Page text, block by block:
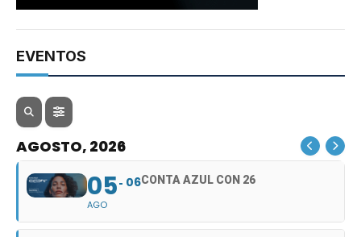
EVENTOS
AGOSTO, 2026
05
AGO
06CONTA AZUL CON 26